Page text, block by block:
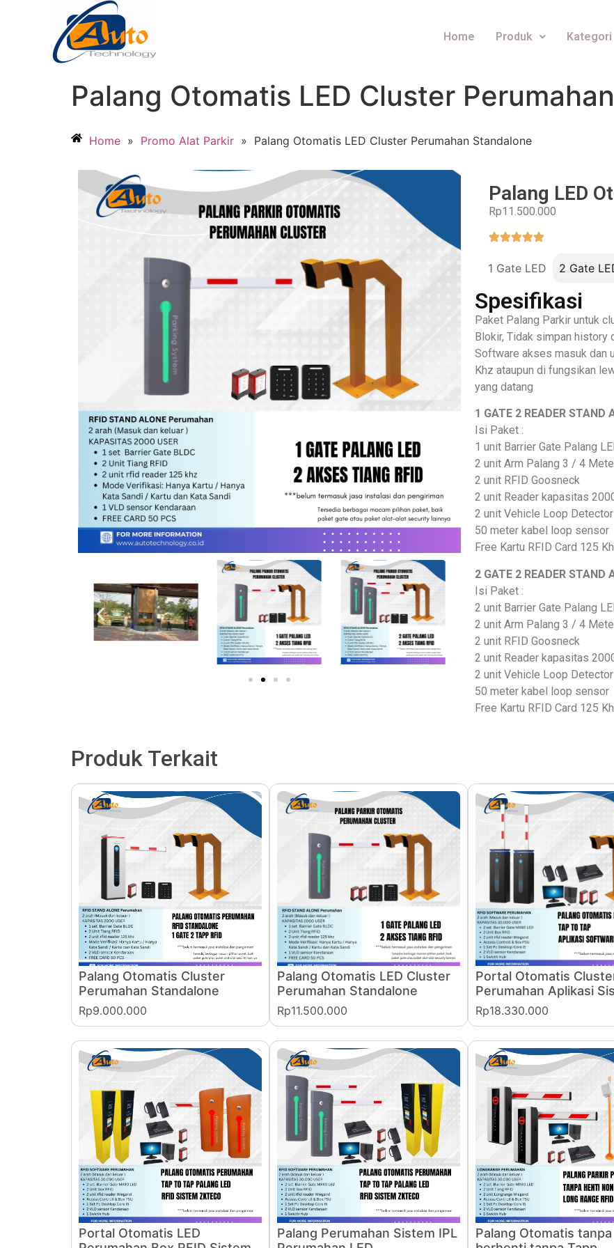
Home Produk Kategori
Palang Otomatis LED Cluster
Home » Promo Alat Parkir » Palang Otomatis LED Cluster Perumahan Standalone
1 Gate LED 2 Gate
Palang LED
Rp11.500.000
Spesifikasi
Paket Palang Parkir untuk
Blokir, Tidak simpan history
Software akses masuk dan
Khz ataupun di fungsikan
yang datang
1 GATE 2 READER STAND
Isi Paket :
1 unit Barrier Gate Palang
2 unit Arm Palang 3 / 4
2 unit RFID Goosneck
2 unit Reader kapasitas
2 unit Vehicle Loop Detector
50 meter kabel loop sensor
Free Kartu RFID Card 125
2 GATE 2 READER STAND
Isi Paket :
2 unit Barrier Gate Palang
2 unit Arm Palang 3 / 4
2 unit RFID Goosneck
2 unit Reader kapasitas
2 unit Vehicle Loop Detector
50 meter kabel loop sensor
Free Kartu RFID Card 125
Produk Terkait
Palang Otomatis Cluster
Perumahan Standalone
Rp9.000.000
Palang Otomatis LED Cluster
Perumahan Standalone
Rp11.500.000
Portal Otomatis
Perumahan Aplikasi
Rp18.330.000
Portal Otomatis LED
Palang Perumahan Sistem IPL
Palang Otomatis tanpa